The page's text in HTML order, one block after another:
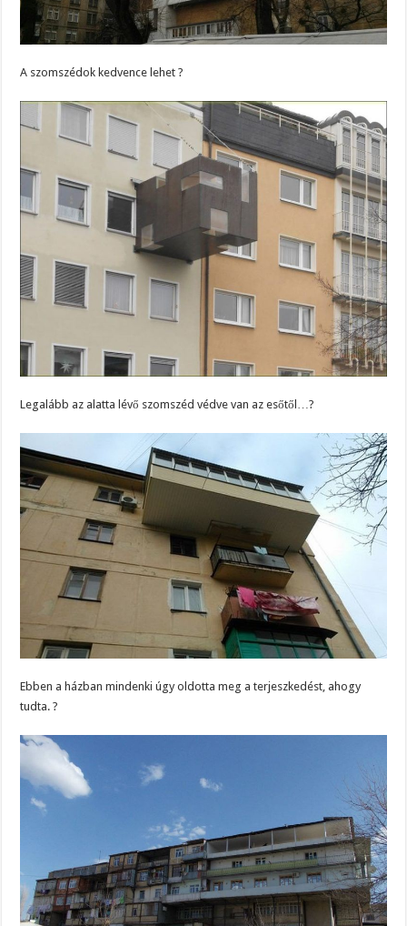
A szomszédok kedvence lehet ?
Legalább az alatta lévő szomszéd védve van az esőtől…?
Ebben a házban mindenki úgy oldotta meg a terjeszkedést, ahogy
tudta. ?